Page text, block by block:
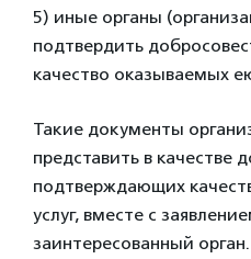
5) иные органы
подтвердить
качество оказываемых
Такие документы
представить в качестве
подтверждающих
услуг, вместе с
заинтересованный орган.